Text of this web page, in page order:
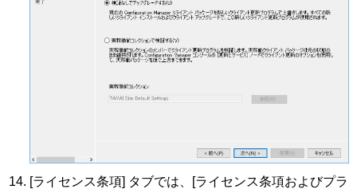
[ライセンス条項] タブでは、[ライセンス条項およびプラ